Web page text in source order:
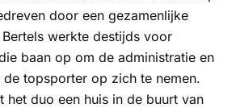
door een gezamenlijke
werkte destijds voor
baan op om de administratie en
de topsporter op zich te nemen.
het duo een huis in de buurt van